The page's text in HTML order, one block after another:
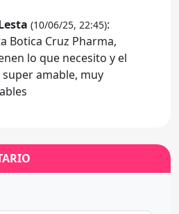
(10/06/25, 22:45):
Botica Cruz Pharma,
lo que necesito y el
amable, muy